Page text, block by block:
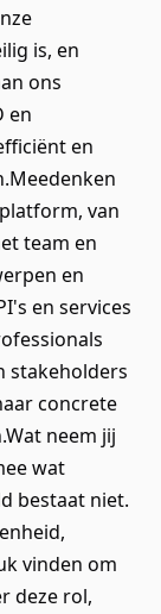
is, en
ons
en
en
van
team en
en
en services
stakeholders
concrete
neem jij
wat
bestaat niet.
vinden om
deze rol,